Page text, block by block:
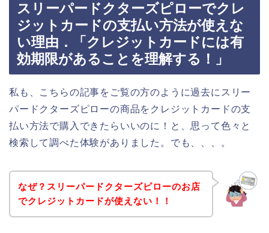
スリーパードクターズピローでクレ
ジットカードの支払い方法が使えな
い理由．「クレジットカードには有
効期限があることを理解する！」
私も、こちらの記事をご覧の方のように過去にスリー
パードクターズピローの商品をクレジットカードの支
払い方法で購入できたらいいのに！と、思って色々と
検索して調べた体験がありました。でも、、、。
なぜ？スリーパードクターズピローのお店
でクレジットカードが使えない！！